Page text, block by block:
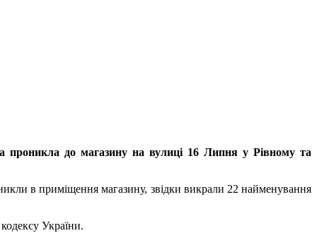
проникла до магазину на вулиці 16 Липня у Рівному та
в приміщення магазину, звідки викрали 22 найменування
України.